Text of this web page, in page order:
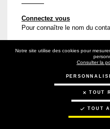
Connectez vous
Pour connaître le nom du
Notre site utilise des cookies pour
Consulter la
TOUT
TOUT